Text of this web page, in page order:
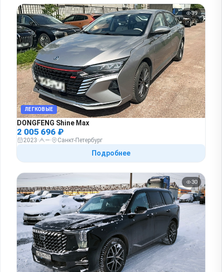
39
ЛЕГКОВЫЕ
DONGFENG Shine Max
2 005 696 ₽
2023· —· Санкт-Петербург
Подробнее
30